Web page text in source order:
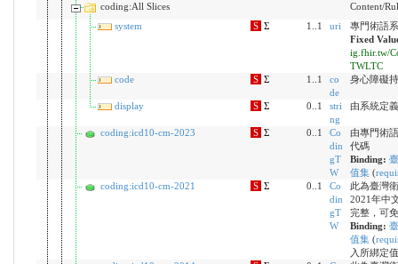
coding:All Slices
Content/
system
S Σ 1..1 uri
專門術語
Fixed
ig.fhir.tw/
TWLTC
code
S Σ 1..1
co
de
身心障礙
display S Σ 0..1
stri
ng
由系統定
coding:icd10-cm-2023 S Σ 0..1
Co
din
gT
W
由專門術
代碼
Binding:
值集(
coding:icd10-cm-2021
S Σ 0..1
Co
din
gT
W
此為臺灣
2021年中
完整，可
Binding:
值集(
入所綁定